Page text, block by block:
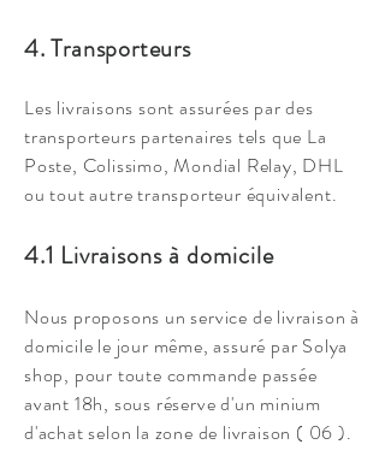
4. Transporteurs
Les livraisons sont assurées par des
transporteurs partenaires tels que La
Poste, Colissimo, Mondial Relay, DHL
ou tout autre transporteur équivalent.
4.1 Livraisons à domicile
Nous proposons un service de livraison à
domicile le jour même, assuré par Solya
shop, pour toute commande passée
avant 18h, sous réserve d'un minium
d'achat selon la zone de livraison ( 06 ).